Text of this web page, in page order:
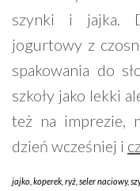
szynki i jajka.
jogurtowy z
spakowania do
szkoły jako lekki
też na imprezie,
dzień wcześniej i
jajko koperek ryż seler naciowy,